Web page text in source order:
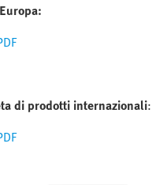
di prodotti internazionali: